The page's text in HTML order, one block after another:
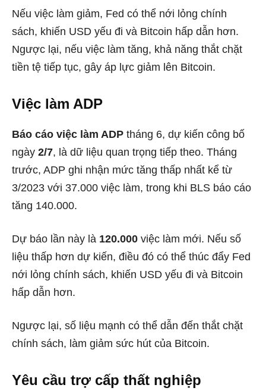
Nếu việc làm giảm, Fed có thể nới lỏng chính
sách, khiến USD yếu đi và Bitcoin hấp dẫn hơn.
Ngược lại, nếu việc làm tăng, khả năng thắt chặt
tiền tệ tiếp tục, gây áp lực giảm lên Bitcoin.
Việc làm ADP
Báo cáo việc làm ADP tháng 6, dự kiến công bố
ngày 2/7, là dữ liệu quan trọng tiếp theo. Tháng
trước, ADP ghi nhận mức tăng thấp nhất kể từ
3/2023 với 37.000 việc làm, trong khi BLS báo cáo
tăng 140.000.
Dự báo lần này là 120.000 việc làm mới. Nếu số
liệu thấp hơn dự kiến, điều đó có thể thúc đẩy Fed
nới lỏng chính sách, khiến USD yếu đi và Bitcoin
hấp dẫn hơn.
Ngược lại, số liệu mạnh có thể dẫn đến thắt chặt
chính sách, làm giảm sức hút của Bitcoin.
Yêu cầu trợ cấp thất nghiệp